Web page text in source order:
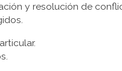
y resolución de